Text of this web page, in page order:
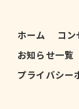
ホーム コン
お知らせ一覧
プライバシー